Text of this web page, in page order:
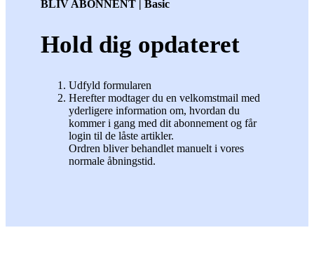
BLIV ABONNENT | Basic
Hold dig opdateret
Udfyld formularen
Herefter modtager du en velkomstmail med
yderligere information om, hvordan du
kommer i gang med dit abonnement og får
login til de låste artikler.
Ordren bliver behandlet manuelt i vores
normale åbningstid.